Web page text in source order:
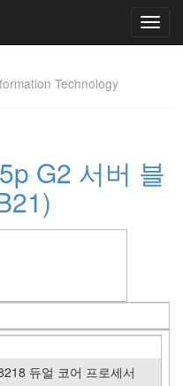
Technology
G2 서버 블
듀얼 코어 프로세서